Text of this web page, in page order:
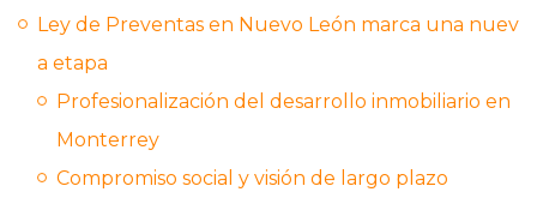
Ley de Preventas en Nuevo León marca una nuev
a etapa
Profesionalización del desarrollo inmobiliario en
Monterrey
Compromiso social y visión de largo plazo